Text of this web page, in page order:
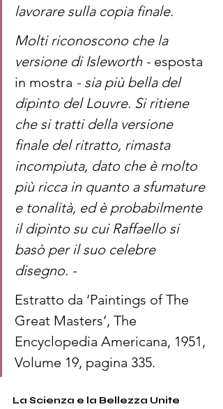
lavorare sulla copia finale.
Molti riconoscono che la
versione di Isleworth - esposta
in mostra - sia più bella del
dipinto del Louvre. Si ritiene
che si tratti della versione
finale del ritratto, rimasta
incompiuta, dato che è molto
più ricca in quanto a sfumature
e tonalità, ed è probabilmente
il dipinto su cui Raffaello si
basò per il suo celebre
disegno. -
Estratto da ‘Paintings of The
Great Masters’, The
Encyclopedia Americana, 1951,
Volume 19, pagina 335.
La Scienza e la Bellezza Unite